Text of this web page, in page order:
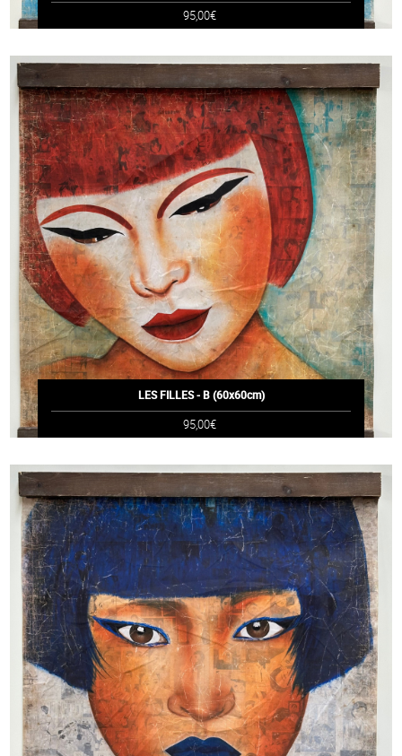
95,00€
LES FILLES - B (60x60cm)
95,00€